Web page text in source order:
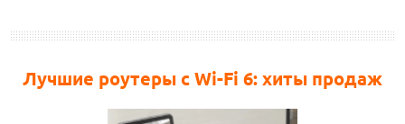
Лучшие роутеры с Wi-Fi 6: хиты продаж